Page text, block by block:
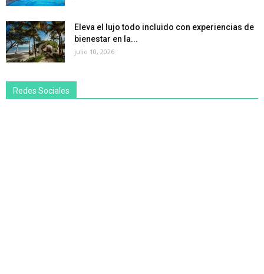
Eleva el lujo todo incluido con experiencias de
bienestar en la...
julio 10, 2026
Redes Sociales